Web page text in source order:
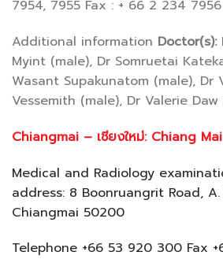
7954, 7955 Fax : + 66 2 234 7956
Additional information Doctor(s):
Myint (male), Dr Somruetai
Wasant Supakunatom (male), Dr
Vessemith (male), Dr Valerie
Chiangmai – เชียงใหม่: Chiang
Medical and Radiology
address: 8 Boonruangrit Road,
Chiangmai 50200
Telephone +66 53 920 300 Fax